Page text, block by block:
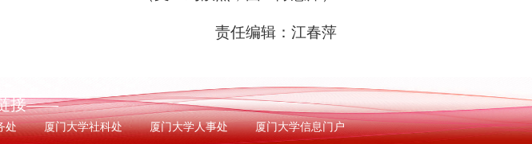
责任编辑：江春萍
接——
处 厦门大学社科处 厦门大学人事处 厦门大学信息门户